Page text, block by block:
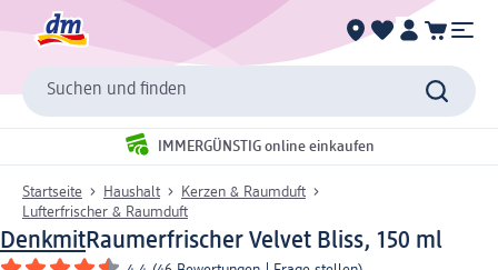
Suchen und finden
IMMERGÜNSTIG online einkaufen
Startseite Haushalt
Kerzen & Raumduft
Lufterfrischer & Raumduft
DenkmitRaumerfrischer Velvet Bliss, 150 ml